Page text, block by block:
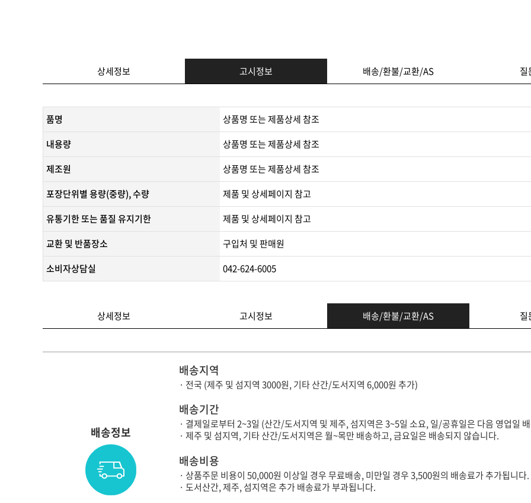
상세정보 고시정보 배송/환불/교환/AS 질
품명
상품명 또는 제품상세 참조
내용량
상품명 또는 제품상세 참조
제조원
​상품명 또는 제품상세 참조​
포장단위별 용량(중량), 수량
제품 및 상세페이지 참고
유통기한 또는 품질 유지기한
​제품 및 상세페이지 참고​
교환 및 반품장소
구입처 및 판매원
소비자상담실
042-624-6005
상세정보 고시정보 배송/환불/교환/AS 질
배송정보
배송지역
· 전국 (제주 및 섬지역 3000원, 기타 산간/도서지역 6,000원 추가)
배송기간
· 결제일로부터 2~3일 (산간/도서지역 및 제주, 섬지역은 3~5일 소요, 일/공휴일은 다음 영업일
· 제주 및 섬지역, 기타 산간/도서지역은 월~목만 배송하고, 금요일은 배송되지 않습니다.
배송비용
· 상품주문 비용이 50,000원 이상일 경우 무료배송, 미만일 경우 3,500원의 배송료가 추가됩니다.
· 도서산간, 제주, 섬지역은 추가 배송료가 부과됩니다.